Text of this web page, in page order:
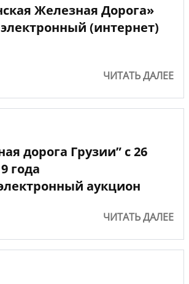
Железная Дорога»
(интернет)
ЧИТАТЬ ДАЛЕЕ
дорога Грузии” с 26
года
аукцион
ЧИТАТЬ ДАЛЕЕ